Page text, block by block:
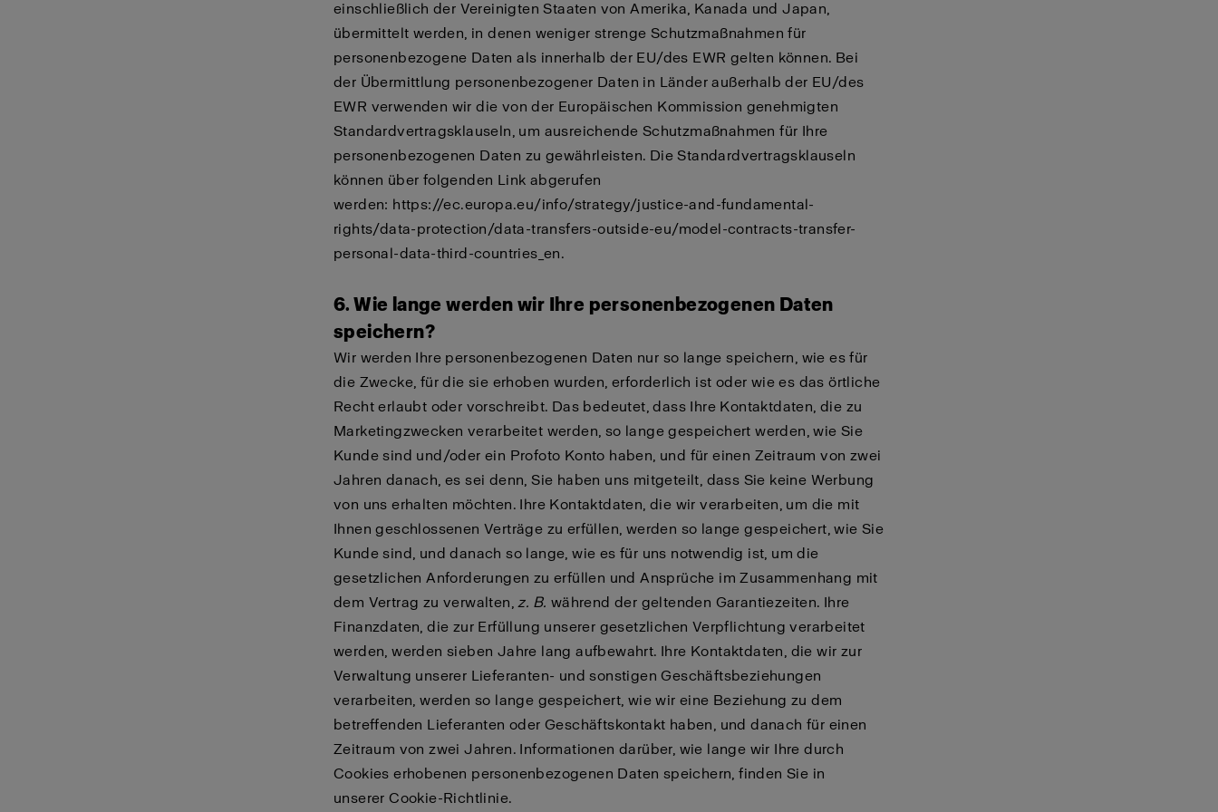
einschließlich der Vereinigten Staaten von Amerika, Kanada und Japan,
übermittelt werden, in denen weniger strenge Schutzmaßnahmen für
personenbezogene Daten als innerhalb der EU/des EWR gelten können. Bei
der Übermittlung personenbezogener Daten in Länder außerhalb der EU/des
EWR verwenden wir die von der Europäischen Kommission genehmigten
Standardvertragsklauseln, um ausreichende Schutzmaßnahmen für Ihre
personenbezogenen Daten zu gewährleisten. Die Standardvertragsklauseln
können über folgenden Link abgerufen
werden: https://ec.europa.eu/info/strategy/justice-and-fundamental-
rights/data-protection/data-transfers-outside-eu/model-contracts-transfer-
personal-data-third-countries_en.
6. Wie lange werden wir Ihre personenbezogenen Daten
speichern?
Wir werden Ihre personenbezogenen Daten nur so lange speichern, wie es für
die Zwecke, für die sie erhoben wurden, erforderlich ist oder wie es das örtliche
Recht erlaubt oder vorschreibt. Das bedeutet, dass Ihre Kontaktdaten, die zu
Marketingzwecken verarbeitet werden, so lange gespeichert werden, wie Sie
Kunde sind und/oder ein Profoto Konto haben, und für einen Zeitraum von zwei
Jahren danach, es sei denn, Sie haben uns mitgeteilt, dass Sie keine Werbung
von uns erhalten möchten. Ihre Kontaktdaten, die wir verarbeiten, um die mit
Ihnen geschlossenen Verträge zu erfüllen, werden so lange gespeichert, wie Sie
Kunde sind, und danach so lange, wie es für uns notwendig ist, um die
gesetzlichen Anforderungen zu erfüllen und Ansprüche im Zusammenhang mit
dem Vertrag zu verwalten,z. B. während der geltenden Garantiezeiten. Ihre
Finanzdaten, die zur Erfüllung unserer gesetzlichen Verpflichtung verarbeitet
werden, werden sieben Jahre lang aufbewahrt. Ihre Kontaktdaten, die wir zur
Verwaltung unserer Lieferanten- und sonstigen Geschäftsbeziehungen
verarbeiten, werden so lange gespeichert, wie wir eine Beziehung zu dem
betreffenden Lieferanten oder Geschäftskontakt haben, und danach für einen
Zeitraum von zwei Jahren. Informationen darüber, wie lange wir Ihre durch
Cookies erhobenen personenbezogenen Daten speichern, finden Sie in
unsererCookie-Richtlinie.